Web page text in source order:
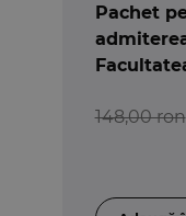
Pachet
2022
148,00 ron